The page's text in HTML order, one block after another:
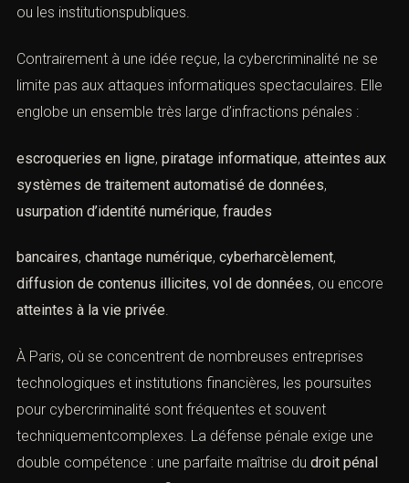
les administrations ou les institutionspubliques.
Contrairement à une idée reçue, la cybercriminalité ne se
limite pas aux attaques informatiques spectaculaires.
Elle englobe un ensemble très large d’infractions pénales
escroqueries en ligne,piratage informatique,atteintes
aux systèmes de traitement automatisé de données
bancaires,chantage numérique ,cyberharcèlement
diffusion de contenus illicites
À Paris, où se concentrent de nombreuses entreprises
technologiques et institutions financières, les poursuites
pour cybercriminalité sont fréquentes et souvent
techniquementcomplexes. La défense pénale exige une